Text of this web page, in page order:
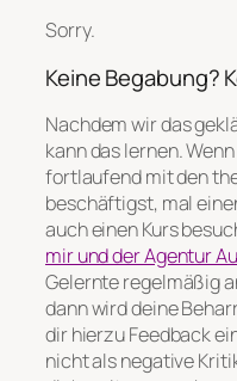
Sorry.
Keine Begabung?
Nachdem wir das
kann das lernen.
fortlaufend mit den
beschäftigst, mal
auch einen Kurs
mir und der Agentur
Gelernte regelmäßig
dann wird deine
dir hierzu Feedback
nicht als negative